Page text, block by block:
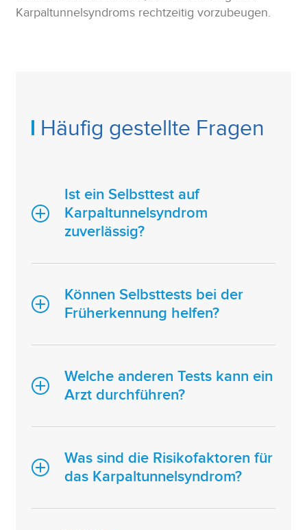
Karpaltunnelsyndroms rechtzeitig vorzubeugen.
Häufig gestellte Fragen
Ist ein Selbsttest auf
Karpaltunnelsyndrom
zuverlässig?
Können Selbsttests bei der
Früherkennung helfen?
Welche anderen Tests kann ein
Arzt durchführen?
Was sind die Risikofaktoren für
das Karpaltunnelsyndrom?